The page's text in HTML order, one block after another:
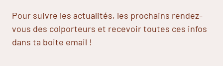
Pour suivre les actualités, les prochains rendez-
vous des colporteurs et recevoir toutes ces infos
dans ta boite email !